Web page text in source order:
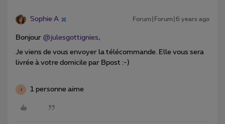
Sophie A Forum|Forum|6 years ago
Bonjour @julesgottignies,
Je viens de vous envoyer la télécommande. Elle vous sera
livrée à votre domicile par Bpost :-)
J 1 personne aime